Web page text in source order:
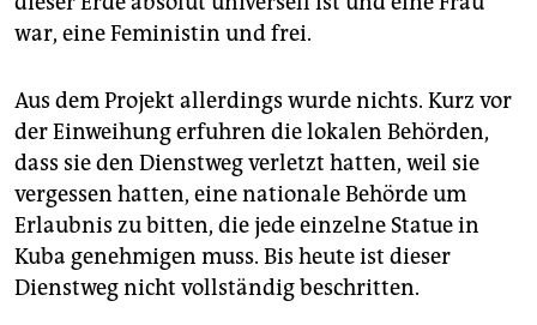
war, eine Feministin und frei.
Aus dem Projekt allerdings wurde nichts. Kurz vor
der Einweihung erfuhren die lokalen Behörden,
dass sie den Dienstweg verletzt hatten, weil sie
vergessen hatten, eine nationale Behörde um
Erlaubnis zu bitten, die jede einzelne Statue in
Kuba genehmigen muss. Bis heute ist dieser
Dienstweg nicht vollständig beschritten.